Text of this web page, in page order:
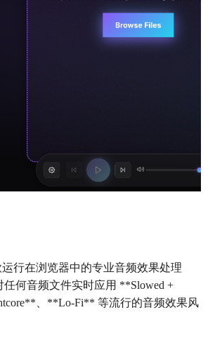
运行在浏览器中的专业音频效果处理
何音频文件实时应用 **Slowed +
、**Lo-Fi** 等流行的音频效果风